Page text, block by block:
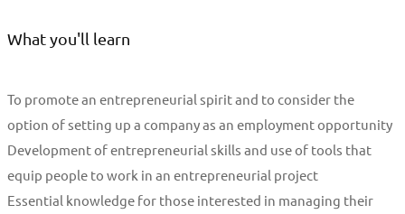
What you'll learn
To promote an entrepreneurial spirit and to consider the
option of setting up a company as an employment opportunity
Development of entrepreneurial skills and use of tools that
equip people to work in an entrepreneurial project
Essential knowledge for those interested in managing their